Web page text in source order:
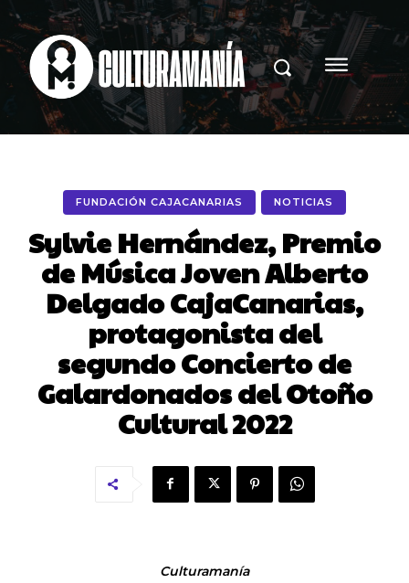
FUNDACIÓN CAJACANARIAS NOTICIAS
Sylvie Hernández, Premio
de Música Joven Alberto
Delgado CajaCanarias,
protagonista del
segundo Concierto de
Galardonados del Otoño
Cultural 2022
Culturamanía